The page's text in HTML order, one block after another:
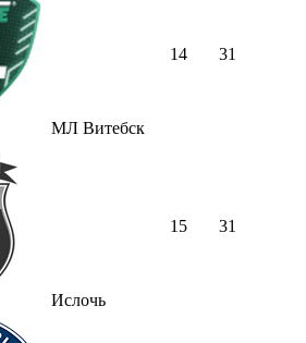
МЛ Витебск
14 31
Ислочь
15 31